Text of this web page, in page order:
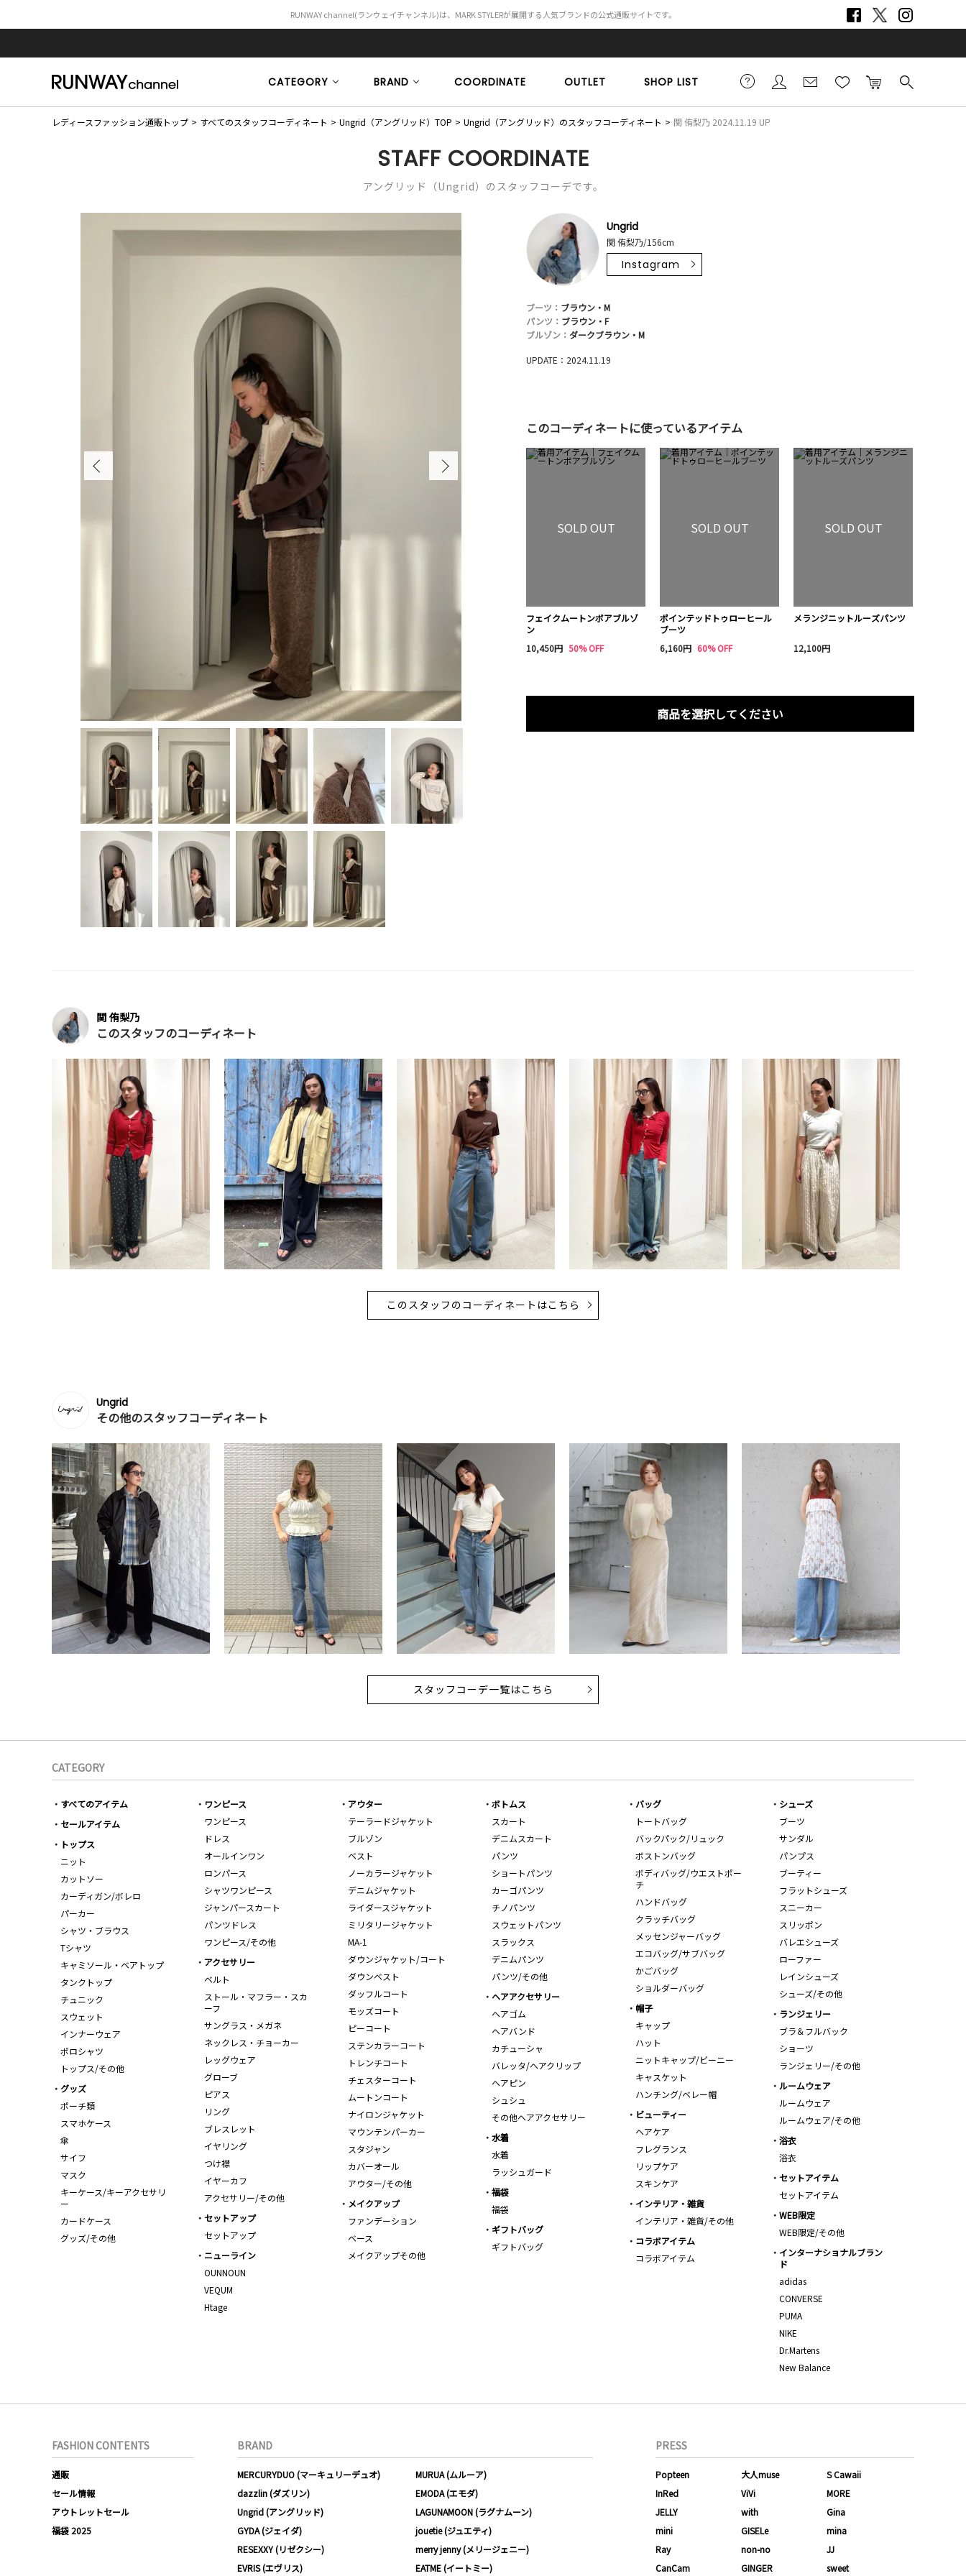
RUNWAY channel(ランウェイチャンネル)は、MARK STYLERが展開する人気ブランドの公式通販サイトです。
CATEGORY BRAND COORDINATE OUTLET SHOP LIST
レディースファッション通販トップ すべてのスタッフコーディネート Ungrid（アングリッド）TOP Ungrid（アングリッド）のスタッフコーディネート 関 侑梨乃 2024.11.19 UP
STAFF COORDINATE
アングリッド（Ungrid）のスタッフコーデです。
Ungrid
関 侑梨乃/156cm
Instagram
ブーツ： ブラウン・M
パンツ： ブラウン・F
ブルゾン： ダークブラウン・M
UPDATE：2024.11.19
このコーディネートに使っているアイテム
SOLD OUT
フェイクムートンボアブルゾ
ン
10,450円 50% OFF
SOLD OUT
ポインテッドトゥローヒール
ブーツ
6,160円 60% OFF
SOLD OUT
メランジニットルーズパンツ
12,100円
商品を選択してください
関 侑梨乃
このスタッフのコーディネート
このスタッフのコーディネートはこちら
Ungrid
その他のスタッフコーディネート
スタッフコーデ一覧はこちら
CATEGORY
すべてのアイテム
セールアイテム
トップス
ニット
カットソー
カーディガン/ボレロ
パーカー
シャツ・ブラウス
Tシャツ
キャミソール・ベアトップ
タンクトップ
チュニック
スウェット
インナーウェア
ポロシャツ
トップス/その他
ワンピース
ワンピース
ドレス
オールインワン
ロンパース
シャツワンピース
ジャンパースカート
パンツドレス
ワンピース/その他
アウター
テーラードジャケット
ブルゾン
ベスト
ノーカラージャケット
デニムジャケット
ライダースジャケット
ミリタリージャケット
MA-1
ダウンジャケット/コート
ダウンベスト
ダッフルコート
モッズコート
ピーコート
ステンカラーコート
トレンチコート
チェスターコート
ムートンコート
ナイロンジャケット
マウンテンパーカー
スタジャン
カバーオール
アウター/その他
ボトムス
スカート
デニムスカート
パンツ
ショートパンツ
カーゴパンツ
チノパンツ
スウェットパンツ
スラックス
デニムパンツ
パンツ/その他
バッグ
トートバッグ
バックパック/リュック
ボストンバッグ
ボディバッグ/ウエストポー
チ
ハンドバッグ
クラッチバッグ
メッセンジャーバッグ
エコバッグ/サブバッグ
かごバッグ
ショルダーバッグ
シューズ
ブーツ
サンダル
パンプス
ブーティー
フラットシューズ
スニーカー
スリッポン
バレエシューズ
ローファー
レインシューズ
シューズ/その他
アクセサリー
ベルト
ストール・マフラー・スカ
ーフ
サングラス・メガネ
ネックレス・チョーカー
レッグウェア
グローブ
ピアス
リング
ブレスレット
イヤリング
つけ襟
イヤーカフ
アクセサリー/その他
ヘアアクセサリー
ヘアゴム
ヘアバンド
カチューシャ
バレッタ/ヘアクリップ
ヘアピン
シュシュ
その他ヘアアクセサリー
帽子
キャップ
ハット
ニットキャップ/ビーニー
キャスケット
ハンチング/ベレー帽
ランジェリー
ブラ＆フルバック
ショーツ
ランジェリー/その他
ルームウェア
ルームウェア
ルームウェア/その他
グッズ
ポーチ類
スマホケース
傘
サイフ
マスク
キーケース/キーアクセサリ
ー
カードケース
グッズ/その他
ビューティー
ヘアケア
フレグランス
リップケア
スキンケア
水着
水着
ラッシュガード
浴衣
浴衣
セットアイテム
セットアイテム
福袋
福袋
メイクアップ
ファンデーション
ベース
メイクアップその他
インテリア・雑貨
インテリア・雑貨/その他
WEB限定
WEB限定/その他
セットアップ
セットアップ
ギフトバッグ
ギフトバッグ
コラボアイテム
コラボアイテム
インターナショナルブラン
ド
adidas
CONVERSE
PUMA
NIKE
Dr.Martens
New Balance
ニューライン
OUNNOUN
VEQUM
Htage
FASHION CONTENTS
通販
セール情報
アウトレットセール
福袋 2025
BRAND
MERCURYDUO (マーキュリーデュオ)
MURUA (ムルーア)
dazzlin (ダズリン)
EMODA (エモダ)
Ungrid (アングリッド)
LAGUNAMOON (ラグナムーン)
GYDA (ジェイダ)
jouetie (ジュエティ)
RESEXXY (リゼクシー)
merry jenny (メリージェニー)
EVRIS (エヴリス)
EATME (イートミー)
PRESS
Popteen 大人muse
S Cawaii
InRed
ViVi
MORE
JELLY
with
Gina
mini
GISELe
mina
Ray
non-no
JJ
CanCam
GINGER sweet